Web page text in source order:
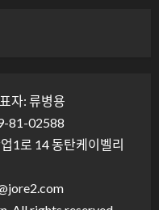
자: 류병용
81-02588
1로 14 동탄케이벨리